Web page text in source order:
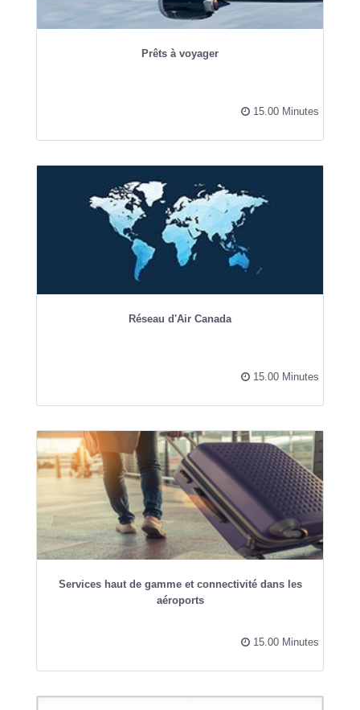
Prêts à voyager
15.00 Minutes
Réseau d'Air Canada
15.00 Minutes
Services haut de gamme et connectivité dans les
aéroports
15.00 Minutes